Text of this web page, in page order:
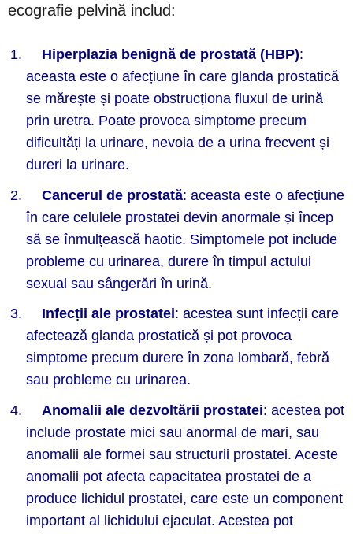
ecografie pelvină includ:
Hiperplazia benignă de prostată (HBP):
aceasta este o afecțiune în care glanda prostatică
se mărește și poate obstrucționa fluxul de urină
prin uretra. Poate provoca simptome precum
dificultăți la urinare, nevoia de a urina frecvent și
dureri la urinare.
Cancerul de prostată: aceasta este o afecțiune
în care celulele prostatei devin anormale și încep
să se înmulțească haotic. Simptomele pot include
probleme cu urinarea, durere în timpul actului
sexual sau sângerări în urină.
Infecții ale prostatei: acestea sunt infecții care
afectează glanda prostatică și pot provoca
simptome precum durere în zona lombară, febră
sau probleme cu urinarea.
Anomalii ale dezvoltării prostatei: acestea pot
include prostate mici sau anormal de mari, sau
anomalii ale formei sau structurii prostatei. Aceste
anomalii pot afecta capacitatea prostatei de a
produce lichidul prostatei, care este un component
important al lichidului ejaculat. Acestea pot